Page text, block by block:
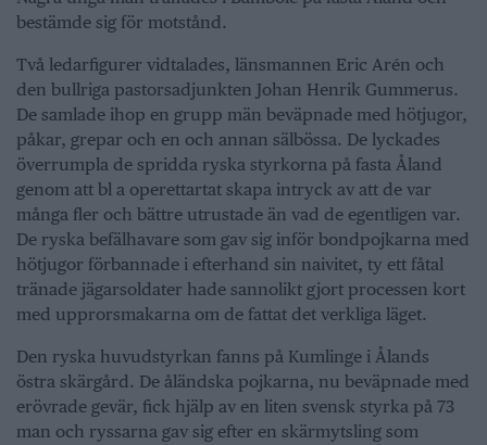
bestämde sig för motstånd.
Två ledarfigurer vidtalades, länsmannen Eric Arén och
den bullriga pastorsadjunkten Johan Henrik Gummerus.
De samlade ihop en grupp män beväpnade med hötjugor,
påkar, grepar och en och annan sälbössa. De lyckades
överrumpla de spridda ryska styrkorna på fasta Åland
genom att bl a operettartat skapa intryck av att de var
många fler och bättre utrustade än vad de egentligen var.
De ryska befälhavare som gav sig inför bondpojkarna med
hötjugor förbannade i efterhand sin naivitet, ty ett fåtal
tränade jägarsoldater hade sannolikt gjort processen kort
med upprorsmakarna om de fattat det verkliga läget.
Den ryska huvudstyrkan fanns på Kumlinge i Ålands
östra skärgård. De åländska pojkarna, nu beväpnade med
erövrade gevär, fick hjälp av en liten svensk styrka på 73
man och ryssarna gav sig efter en skärmytsling som